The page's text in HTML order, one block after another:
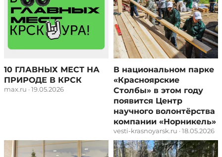
10 ГЛАВНЫХ МЕСТ НА
ПРИРОДЕ В КРСК
max.ru · 19.05.2026
В национальном парке
«Красноярские
Столбы» в этом году
появится Центр
научного волонтёрства
компании «Норникель»
vesti-krasnoyarsk.ru · 18.05.2026